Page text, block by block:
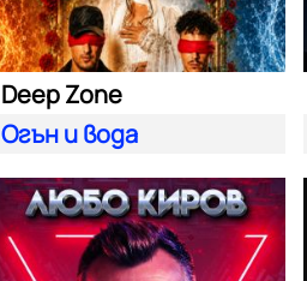
Deep Zone
Oгън и вода